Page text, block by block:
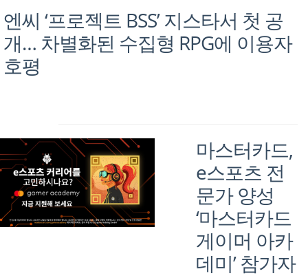
엔씨 ‘프로젝트 BSS’ 지스타서 첫 공
개… 차별화된 수집형 RPG에 이용자
호평
마스터카드,
e스포츠 전
문가 양성
‘마스터카드
게이머 아카
데미’ 참가자